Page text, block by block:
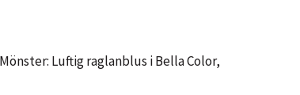
Luftig raglanblus i Bella Color,